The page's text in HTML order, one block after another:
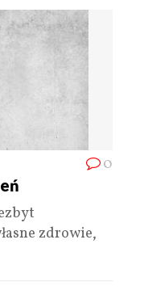
0
zdrowie,